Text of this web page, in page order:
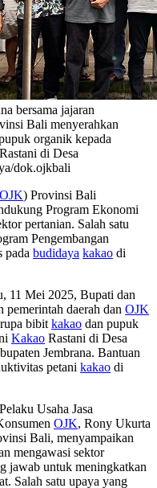
bersama jajaran
Bali menyerahkan
organik kepada
di Desa
dok.ojkbali
OJK) Provinsi Bali
Program Ekonomi
pertanian. Salah satu
Pengembangan
pada budidaya kakao di
11 Mei 2025, Bupati dan
pemerintah daerah dan OJK
bibit kakao dan pupuk
Kakao Rastani di Desa
Jembrana. Bantuan
petani kakao di
Usaha Jasa
OJK, Rony Ukurta
Bali, menyampaikan
mengawasi sektor
jawab untuk meningkatkan
Salah satu upaya yang